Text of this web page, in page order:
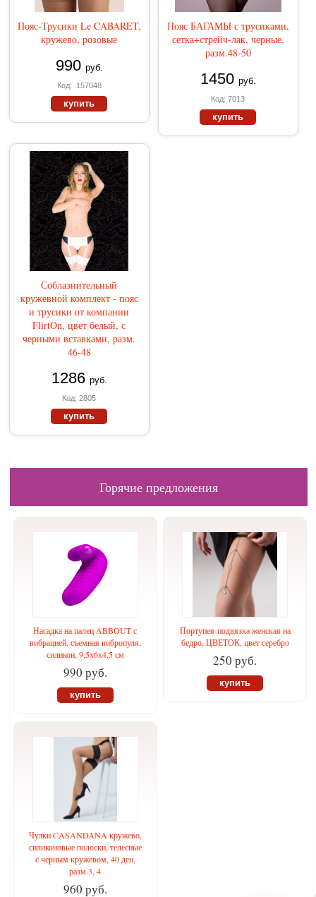
Пояс-Трусики Le CABARET,
кружево, розовые
990 руб.
Код: 157048
купить
Пояс БАГАМЫ с трусиками,
сетка+стрейч-лак, черные,
разм.48-50
1450 руб.
Код: 7013
купить
Соблазнительный
кружевной комплект - пояс
и трусики от компании
FlirtOn, цвет белый, с
черными вставками, разм.
46-48
1286 руб.
Код: 2805
купить
Горячие предложения
Насадка на палец ABBOUT с
вибрацией, съемная вибропуля,
силикон, 9,5х6х4,5 см
990 руб.
купить
Портупея-подвязка женская на
бедро, ЦВЕТОК, цвет серебро
250 руб.
купить
Чулки CASANDANA кружево,
силиконовые полоски, телесные
с черным кружевом, 40 ден,
разм.3, 4
960 руб.